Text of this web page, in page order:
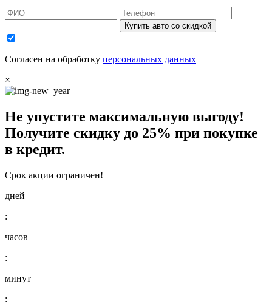
Купить авто со скидкой
Согласен на обработку персональных данных
×
Не упустите максимальную выгоду!
Получите скидку до 25% при покупке
в кредит.
Срок акции ограничен!
дней
:
часов
:
минут
: